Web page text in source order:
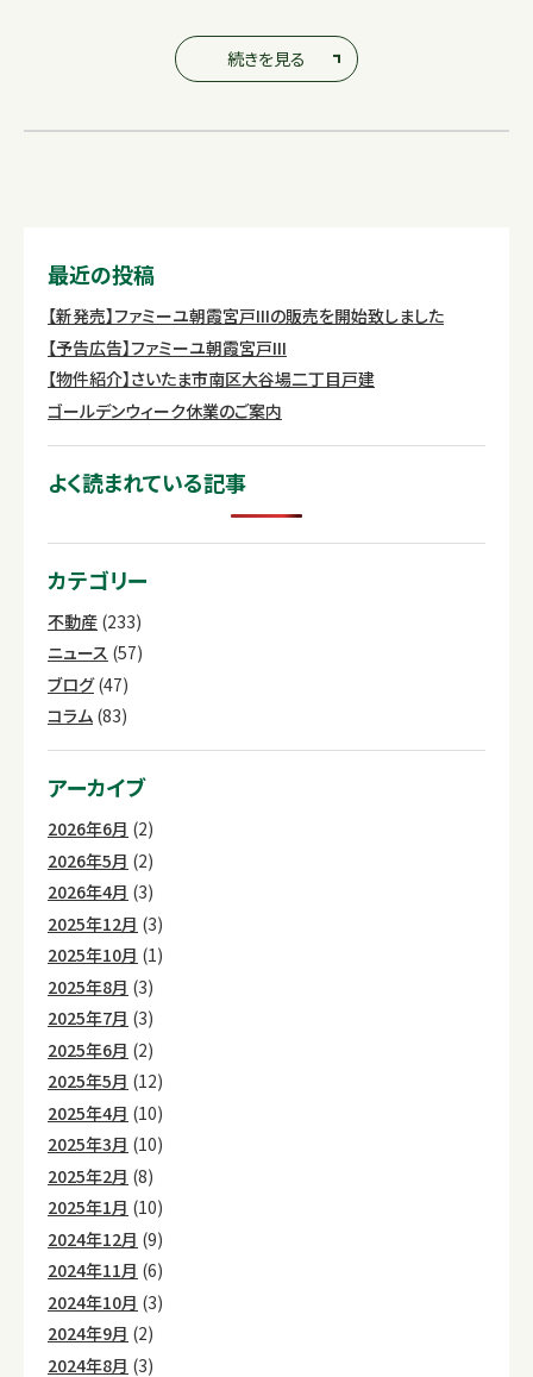
続きを見る
最近の投稿
【新発売】ファミーユ朝霞宮戸IIIの販売を開始致しました
【予告広告】ファミーユ朝霞宮戸III
【物件紹介】さいたま市南区大谷場二丁目戸建
ゴールデンウィーク休業のご案内
よく読まれている記事
カテゴリー
不動産 (233)
ニュース (57)
ブログ(47)
コラム (83)
アーカイブ
2026年6月 (2)
2026年5月 (2)
2026年4月 (3)
2025年12月 (3)
2025年10月 (1)
2025年8月 (3)
2025年7月 (3)
2025年6月 (2)
2025年5月 (12)
2025年4月 (10)
2025年3月 (10)
2025年2月 (8)
2025年1月 (10)
2024年12月 (9)
2024年11月 (6)
2024年10月 (3)
2024年9月 (2)
2024年8月 (3)